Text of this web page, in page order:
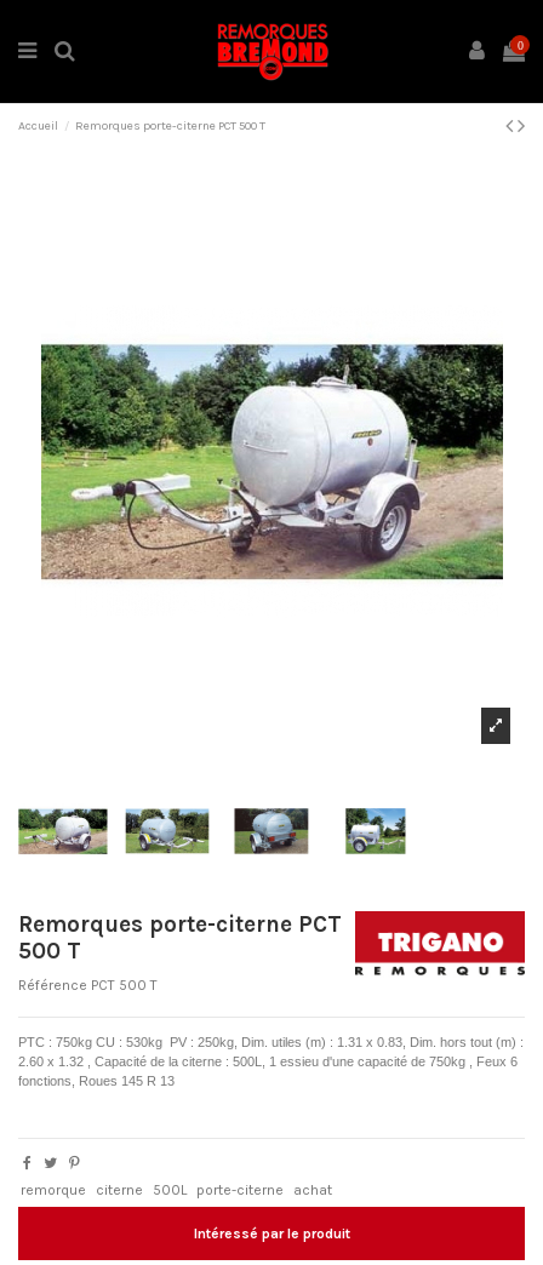
0
Accueil Remorques porte-citerne PCT 500 T
Remorques porte-citerne PCT
500 T
Référence PCT 500 T
PTC : 750kg CU : 530kg PV : 250kg, Dim. utiles (m) : 1.31 x 0.83, Dim. hors tout (m) :
2.60 x 1.32 , Capacité de la citerne : 500L, 1 essieu d'une capacité de 750kg , Feux 6
fonctions, Roues 145 R 13
remorque citerne 500L porte-citerne achat
Intéressé par le produit